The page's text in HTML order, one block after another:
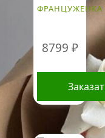
ФРАНЦУЖЕНКА
8799 ₽